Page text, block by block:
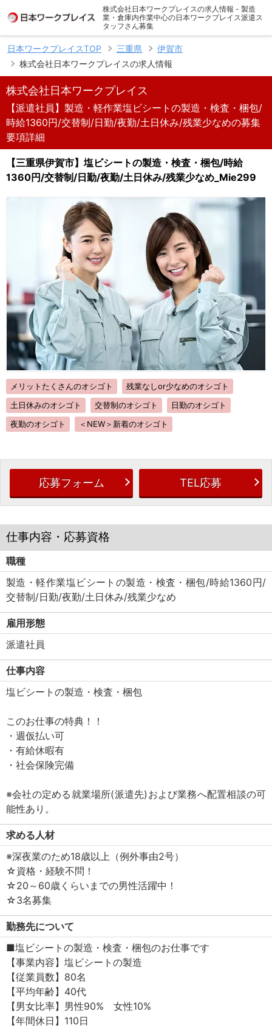
株式会社日本ワークプレイスの求人情報 - 製造
業・倉庫内作業中心の日本ワークプレイス派遣ス
タッフさん募集
日本ワークプレイスTOP 三重県
伊賀市
株式会社日本ワークプレイスの求人情報
株式会社日本ワークプレイス
【派遣社員】製造・軽作業塩ビシートの製造・検査・梱包/
時給1360円/交替制/日勤/夜勤/土日休み/残業少なめの募集
要項詳細
【三重県伊賀市】塩ビシートの製造・検査・梱包/時給
1360円/交替制/日勤/夜勤/土日休み/残業少なめ_Mie299
メリットたくさんのオシゴト
残業なしor少なめのオシゴト
土日休みのオシゴト
交替制のオシゴト
日勤のオシゴト
夜勤のオシゴト
＜NEW＞新着のオシゴト
応募フォーム TEL応募
仕事内容・応募資格
職種
製造・軽作業塩ビシートの製造・検査・梱包/時給1360円/
交替制/日勤/夜勤/土日休み/残業少なめ
雇用形態
派遣社員
仕事内容
塩ビシートの製造・検査・梱包
このお仕事の特典！！
・週仮払い可
・有給休暇有
・社会保険完備
※会社の定める就業場所(派遣先)および業務へ配置相談の可
能性あり。
求める人材
※深夜業のため18歳以上（例外事由2号）
☆資格・経験不問！
☆20～60歳くらいまでの男性活躍中！
☆3名募集
勤務先について
■塩ビシートの製造・検査・梱包のお仕事です
【事業内容】塩ビシートの製造
【従業員数】80名
【平均年齢】40代
【男女比率】男性90% 女性10%
【年間休日】110日